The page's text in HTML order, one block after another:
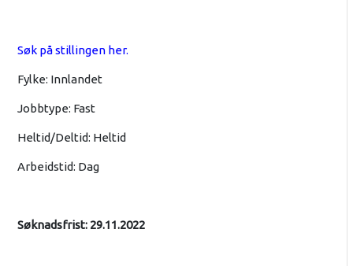
Søk på stillingen her.
Fylke: Innlandet
Jobbtype: Fast
Heltid/Deltid: Heltid
Arbeidstid: Dag
Søknadsfrist: 29.11.2022